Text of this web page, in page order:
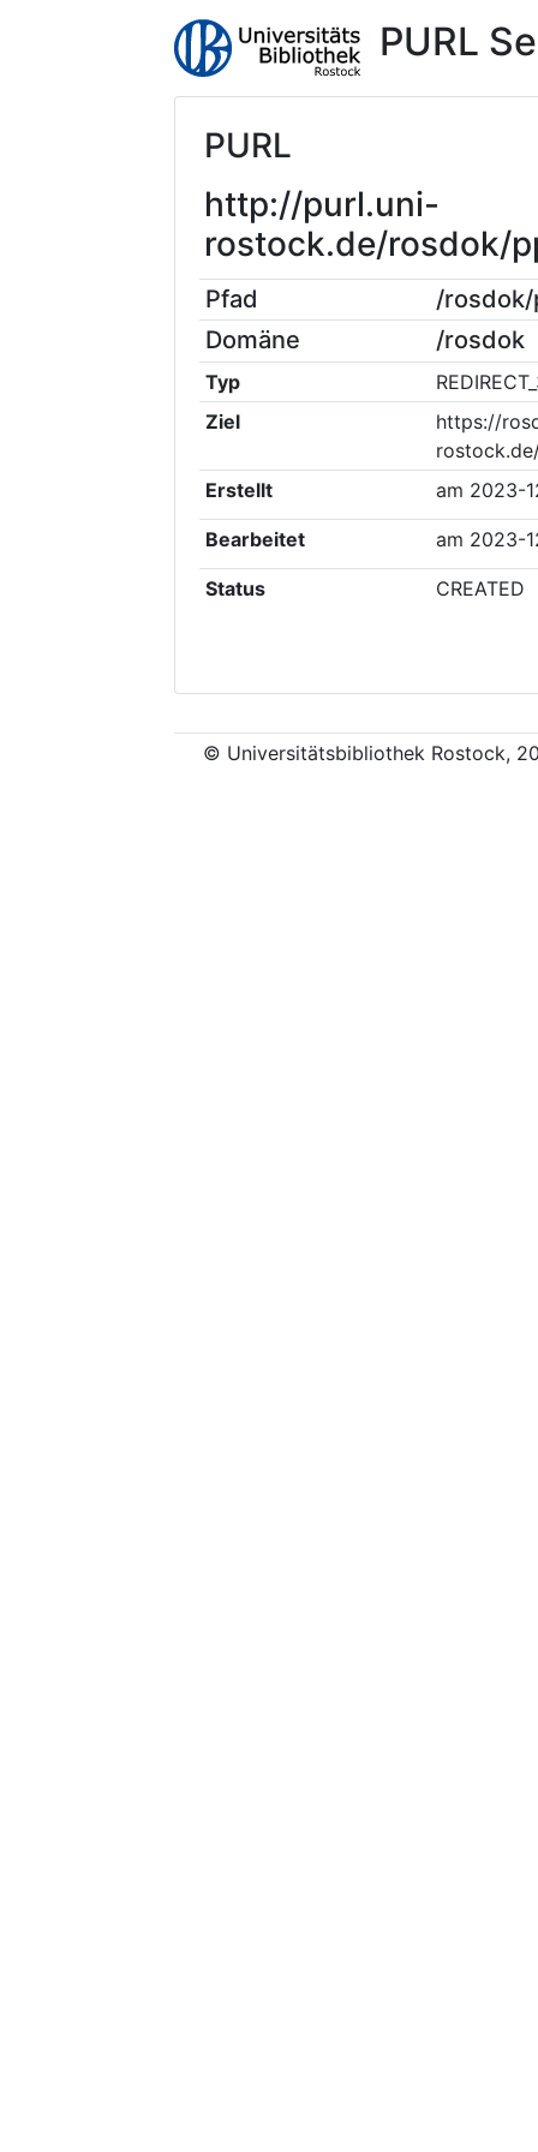
PURL
PURL
http://purl.uni-
rostock.de/rosdok/
Pfad
/rosdok/
Domäne
/rosdok
Typ
Ziel
https://
Erstellt
am 2023-
Bearbeitet am 2023-
Status CREATED
© Universitätsbibliothek Rostock,